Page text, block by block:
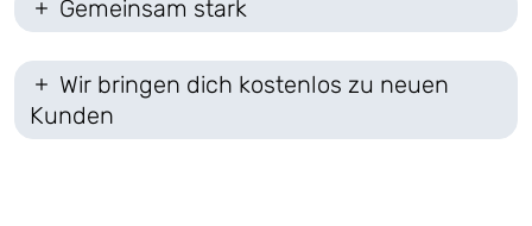
Gemeinsam stark
Wir bringen dich kostenlos zu neuen
Kunden